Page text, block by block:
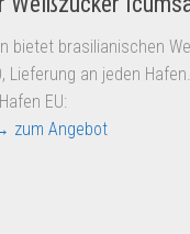
bietet brasilianischen
Lieferung an jeden Hafen.
EU:
zum Angebot